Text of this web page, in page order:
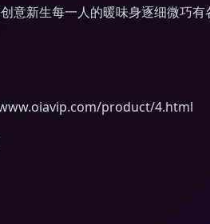
意新生每一人的暖味身逐细微巧
product/4.html